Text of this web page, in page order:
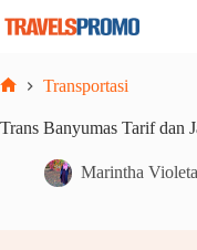
Transportasi
Trans Banyumas Tarif dan
Marintha Violeta